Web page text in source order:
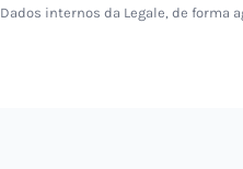
Dados internos da Legale, de forma